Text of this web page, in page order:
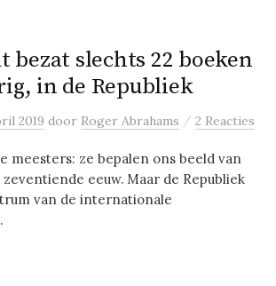
bezat slechts 22 boeken
in de Republiek
2019 door Roger Abrahams / 2 Reacties
meesters: ze bepalen ons beeld van
eeuw. Maar de Republiek
van de internationale